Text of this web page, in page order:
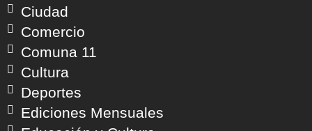
Ciudad
Comercio
Comuna 11
Cultura
Deportes
Ediciones Mensuales